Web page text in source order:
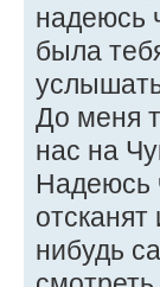
надеюсь
была
До меня
нас на
Надеюсь
нибудь